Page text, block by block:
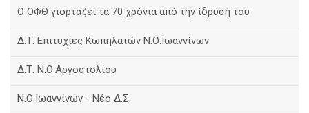
Ο ΟΦΘ γιορτάζει τα 70 χρόνια από την ίδρυσή του
Δ.Τ. Επιτυχίες Κωπηλατών Ν.Ο.Ιωαννίνων
Δ.Τ. Ν.Ο.Αργοστολίου
Ν.Ο.Ιωαννίνων - Νέο Δ.Σ.